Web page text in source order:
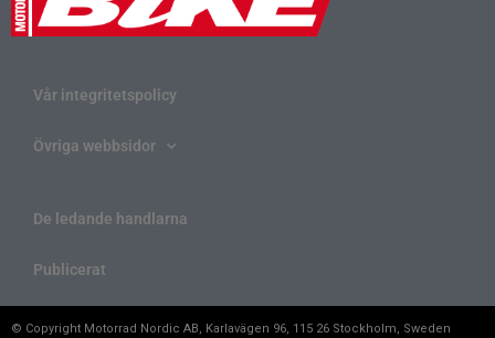
Vår integritetspolicy
Övriga webbsidor
De ledande handlarna
Publicerat
© Copyright Motorrad Nordic AB, Karlavägen 96, 115 26 Stockholm, Sweden